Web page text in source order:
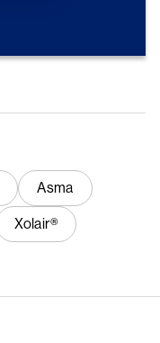
Asma
Xolair®